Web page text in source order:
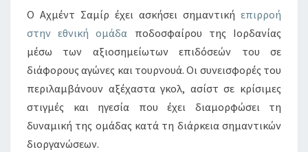
Ο Αχμέντ Σαμίρ έχει ασκήσει σημαντική επιρροή
στην εθνική ομάδα ποδοσφαίρου της Ιορδανίας
μέσω των αξιοσημείωτων επιδόσεών του σε
διάφορους αγώνες και τουρνουά. Οι συνεισφορές του
περιλαμβάνουν αξέχαστα γκολ, ασίστ σε κρίσιμες
στιγμές και ηγεσία που έχει διαμορφώσει τη
δυναμική της ομάδας κατά τη διάρκεια σημαντικών
διοργανώσεων.